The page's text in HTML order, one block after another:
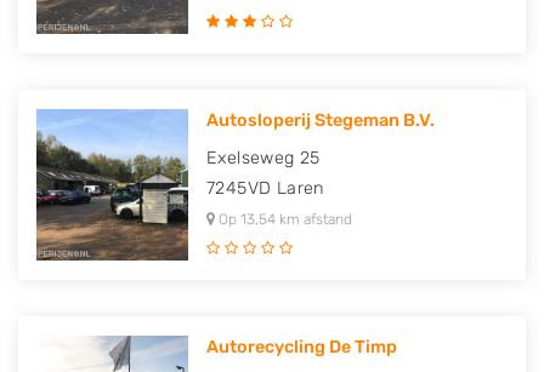
Autosloperij Stegeman B.V.
Exelseweg 25
7245VD Laren
Op 13,54 km afstand
Autorecycling De Timp